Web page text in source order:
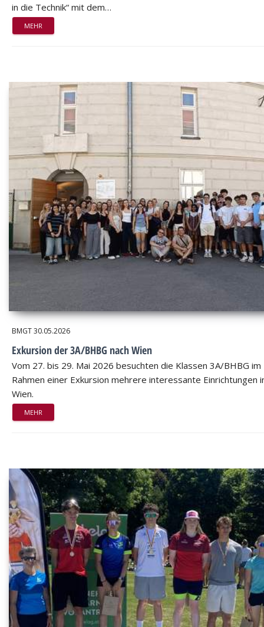
in die Technik“ mit dem…
MEHR
BMGT30.05.2026
Exkursion der 3A/BHBG nach Wien
Vom 27. bis 29. Mai 2026 besuchten die Klassen 3A/BHBG im
Rahmen einer Exkursion mehrere interessante Einrichtungen
Wien.
MEHR